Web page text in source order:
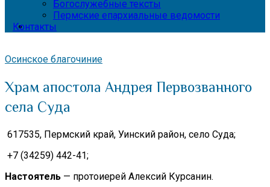
Богослужебные тексты
Пермские епархиальные ведомости
Контакты
Осинское благочиние
Храм апостола Андрея Первозванного
села Суда
617535, Пермский край, Уинский район, село Суда;
+7 (34259) 442-41;
Настоятель — протоиерей Алексий Курсанин.